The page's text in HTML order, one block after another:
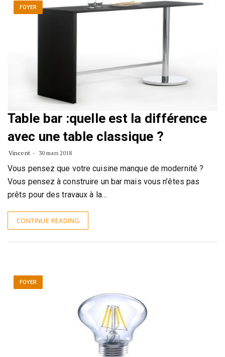
FOYER
Table bar :quelle est la différence
avec une table classique ?
Vincent 30 mars 2018
Vous pensez que votre cuisine manque de modernité ?
Vous pensez à construire un bar mais vous n’êtes pas
prêts pour des travaux à la…
CONTINUE READING
FOYER